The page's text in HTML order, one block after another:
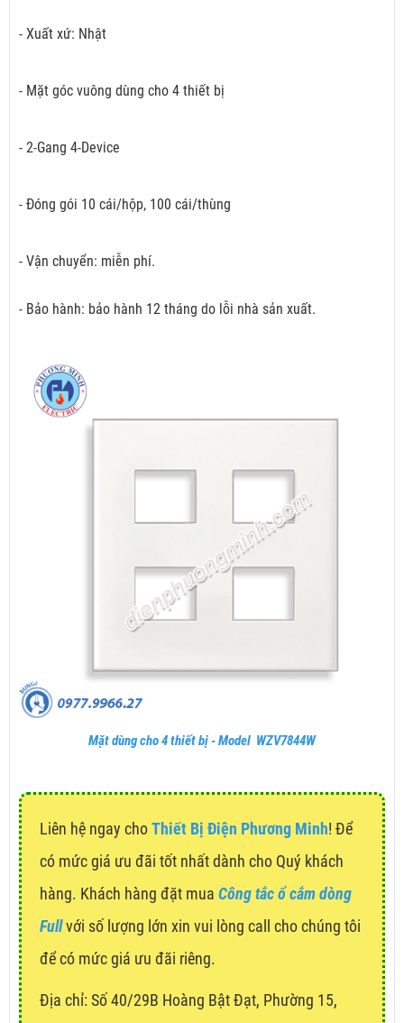
- Xuất xứ: Nhật
- Mặt góc vuông dùng cho 4 thiết bị
- 2-Gang 4-Device
- Đóng gói 10 cái/hộp, 100 cái/thùng
- Vận chuyển: miễn phí.
- Bảo hành: bảo hành 12 tháng do lỗi nhà sản xuất.
Mặt dùng cho 4 thiết bị - Model WZV7844W
Liên hệ ngay choThiết Bị Điện Phương Minh! Để
có mức giá ưu đãi tốt nhất dành cho Quý khách
hàng. Khách hàng đặt mua Công tắc ổ cắm dòng
Fullvới số lượng lớn xin vui lòng call cho chúng tôi
để có mức giá ưu đãi riêng.
Địa chỉ: Số 40/29B Hoàng Bật Đạt, Phường 15,